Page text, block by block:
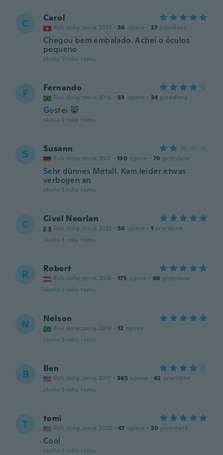
C Carol
Rok dołączenia 2023 · 36 opinie · 27 przesłane
Chegou bem embalado. Achei o óculos
pequeno
około 3 roku temu
F Fernando
Rok dołączenia 2016 · 53 opinie · 34 przesłane
Gostei 😸
około 3 roku temu
S Susann
Rok dołączenia 2017 · 130 opinie · 70 przesłane
Sehr dünnes Metall. Kam leider etwas
verbogen an
około 3 roku temu
C Civel Neorlan
Rok dołączenia 2022 · 56 opinie · 1 przesłane
około 3 roku temu
R Robert
Rok dołączenia 2018 · 175 opinie · 68 przesłane
około 3 roku temu
N Nelson
Rok dołączenia 2019 · 12 opinie
około 3 roku temu
B Ben
Rok dołączenia 2017 · 365 opinie · 62 przesłane
około 3 roku temu
T tomi
Rok dołączenia 2020 · 47 opinie · 20 przesłane
Cool
około 3 roku temu